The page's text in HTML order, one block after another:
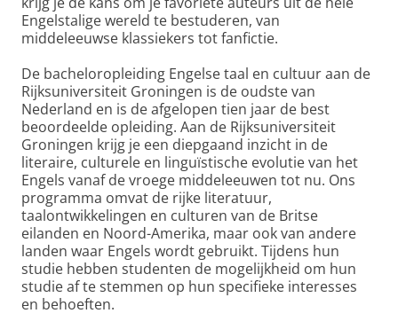
Engelstalige wereld te bestuderen, van
middeleeuwse klassiekers tot fanfictie.
De bacheloropleiding Engelse taal en cultuur aan de
Rijksuniversiteit Groningen is de oudste van
Nederland en is de afgelopen tien jaar de best
beoordeelde opleiding. Aan de Rijksuniversiteit
Groningen krijg je een diepgaand inzicht in de
literaire, culturele en linguïstische evolutie van het
Engels vanaf de vroege middeleeuwen tot nu. Ons
programma omvat de rijke literatuur,
taalontwikkelingen en culturen van de Britse
eilanden en Noord-Amerika, maar ook van andere
landen waar Engels wordt gebruikt. Tijdens hun
studie hebben studenten de mogelijkheid om hun
studie af te stemmen op hun specifieke interesses
en behoeften.